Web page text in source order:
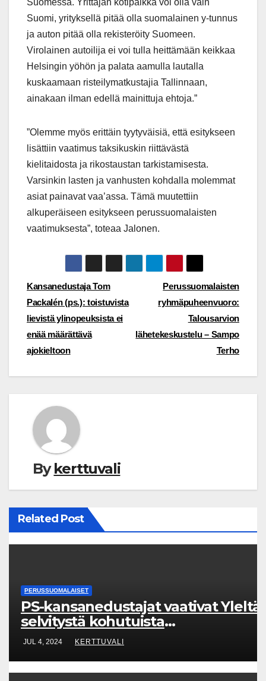
Suomessa. Yrittäjän kotipaikka voi olla vain
Suomi, yrityksellä pitää olla suomalainen y-tunnus
ja auton pitää olla rekisteröity Suomeen.
Virolainen autoilija ei voi tulla heittämään keikkaa
Helsingin yöhön ja palata aamulla lautalla
kuskaamaan risteilymatkustajia Tallinnaan,
ainakaan ilman edellä mainittuja ehtoja.”
”Olemme myös erittäin tyytyväisiä, että esitykseen
lisättiin vaatimus taksikuskin riittävästä
kielitaidosta ja rikostaustan tarkistamisesta.
Varsinkin lasten ja vanhusten kohdalla molemmat
asiat painavat vaa’assa. Tämä muutettiin
alkuperäiseen esitykseen perussuomalaisten
vaatimuksesta”, toteaa Jalonen.
Post
navigation
Perussuomalaisten
ryhmäpuheenvuoro:
Talousarvion
lähetekeskustelu – Sampo
Terho
Kansanedustaja Tom
Packalén (ps.): toistuvista
lievistä ylinopeuksista ei
enää määrättävä
ajokieltoon
Bykerttuvali
Related Post
PERUSSUOMALAISET
PS-kansanedustajat vaativat Yleltä
selvitystä kohutuista
monimuotoisuuskoulutuksista ja
rahankäytöstä
JUL 4, 2024 KERTTUVALI